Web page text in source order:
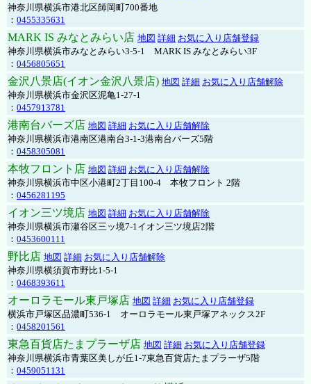
神奈川県横浜市港北区師岡町700番地
： 0455335631
MARK IS みなとみらい店 地図 詳細 お気に入り店舗登録
神奈川県横浜市みなとみらい3-5-1 MARK IS みなとみらい3F
： 0456805651
金沢八景店(イオン金沢八景店) 地図 詳細 お気に入り店舗解除
神奈川県横浜市金沢区泥亀1-27-1
： 0457913781
港南台バーズ店 地図 詳細 お気に入り店舗解除
神奈川県横浜市港南区港南台3-1-3港南台バーズ5階
： 0458305081
本牧フロント店 地図 詳細 お気に入り店舗解除
神奈川県横浜市中区小港町2丁目100-4 本牧フロント 2階
： 0456281195
イオン三ツ境店 地図 詳細 お気に入り店舗解除
神奈川県横浜市瀬谷区三ッ境7-1イオン三ツ境店2階
： 0453600111
野比店 地図 詳細 お気に入り店舗解除
神奈川県横須賀市野比1-5-1
： 0468393611
オーロラモール東戸塚店 地図 詳細 お気に入り店舗登録
横浜市戸塚区品濃町536-1 オーロラモール東戸塚アネックス2F
： 0458201561
東急百貨店たまプラーザ店 地図 詳細 お気に入り店舗登録
神奈川県横浜市青葉区美しが丘1-7東急百貨店たまプラーザ5階
： 0459051131